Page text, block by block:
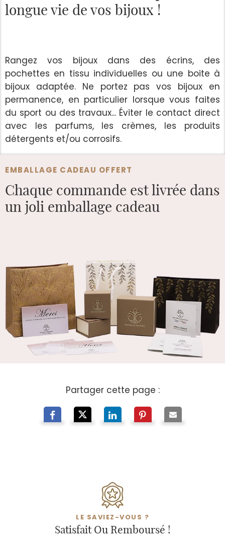
EMBALLAGE CADEAU OFFERT
Chaque commande est livrée dans
un joli emballage cadeau
longue vie de vos bijoux !
Rangez vos bijoux dans des écrins, des
pochettes en tissu individuelles ou une boite à
bijoux adaptée. Ne portez pas vos bijoux en
permanence, en particulier lorsque vous faites
du sport ou des travaux... Éviter le contact direct
avec les parfums, les crèmes, les produits
détergents et/ou corrosifs.
Partager cette page :
LE SAVIEZ-VOUS ?
Satisfait Ou Remboursé !